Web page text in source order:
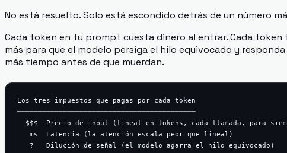
No está resuelto. Solo está escondido detrás de un número
Cada token en tu prompt cuesta dinero al entrar. Cada
más para que el modelo persiga el hilo equivocado y
más tiempo antes de que muerdan.
Los tres impuestos que pagas por cada token
───────────────────────────────────────────
$$$  Precio de input (lineal en tokens, cada llamada, para
   ms  Latencia (la atención escala peor que lineal)